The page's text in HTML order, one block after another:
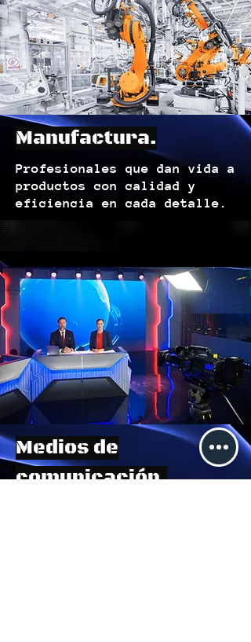
Manufactura.
Profesionales que dan vida a
productos con calidad y
eficiencia en cada detalle.
Medios de
comunicación.